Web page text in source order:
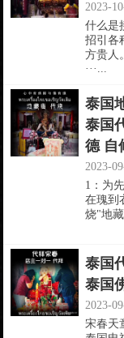
2023-
什么是
招引各
方贵人
···...
泰国
泰国
德 自
2023-
1：为
在瑰到
烧"地
泰国
泰国
2023-
宋春天